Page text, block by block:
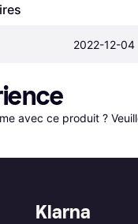
2022-12-04
avec ce produit ?
Klarna